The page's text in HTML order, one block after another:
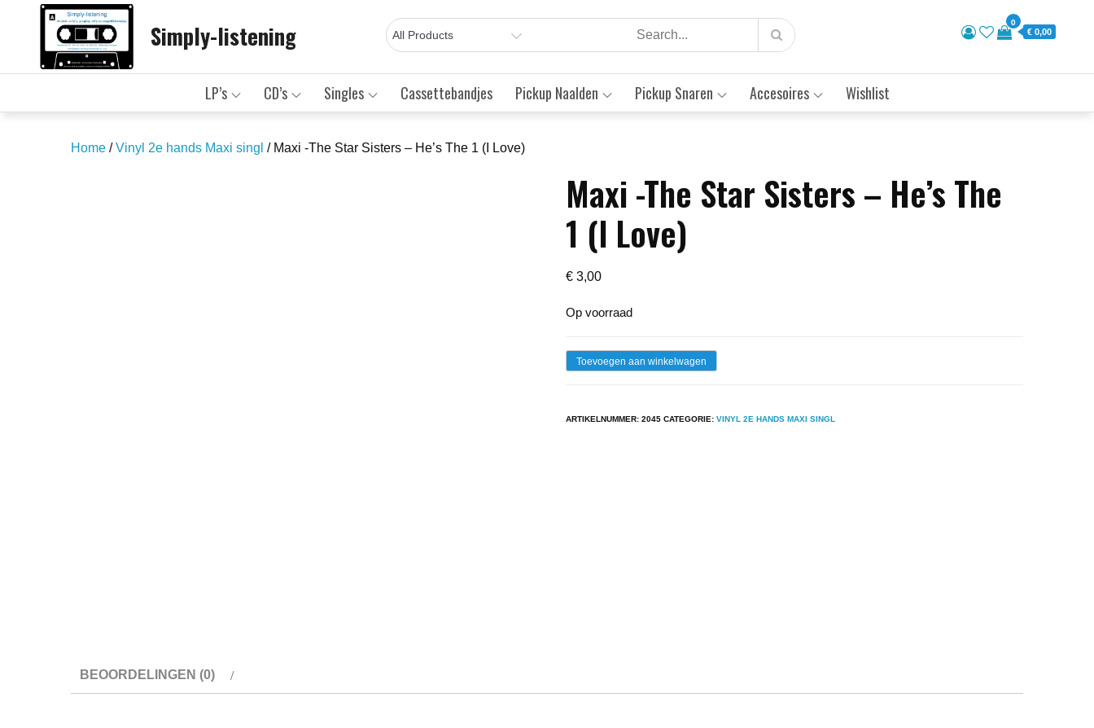
Simply-listening 0
€ 0,00
LP’s CD’s Singles Cassettebandjes Pickup Naalden Pickup Snaren Accesoires Wishlist
Home /Vinyl 2e hands Maxi singl / Maxi -The Star Sisters – He’s The 1 (I Love)
Maxi -The Star Sisters – He’s The
1 (I Love)
€ 3,00
Op voorraad
Maxi
Toevoegen aan winkelwagen
ARTIKELNUMMER:2045 CATEGORIE:VINYL 2E HANDS MAXI SINGL
BEOORDELINGEN (0)